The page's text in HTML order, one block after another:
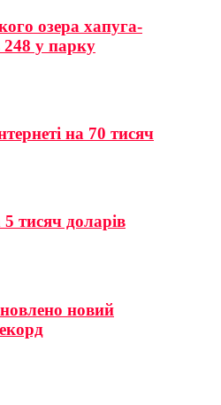
озера хапуга-
у парку
на 70 тисяч
тисяч доларів
новий